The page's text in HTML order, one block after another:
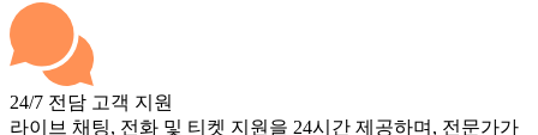
24/7 전담 고객 지원
라이브 채팅, 전화 및 티켓 지원을 24시간 제공하며, 전문가가